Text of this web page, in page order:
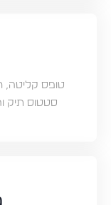
טופס קליטה,
סטטוס תיק